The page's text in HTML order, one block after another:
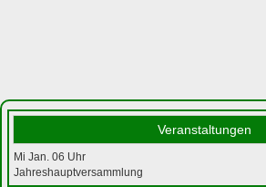
Veranstaltungen
Mi Jan. 06 Uhr
Jahreshauptversammlung